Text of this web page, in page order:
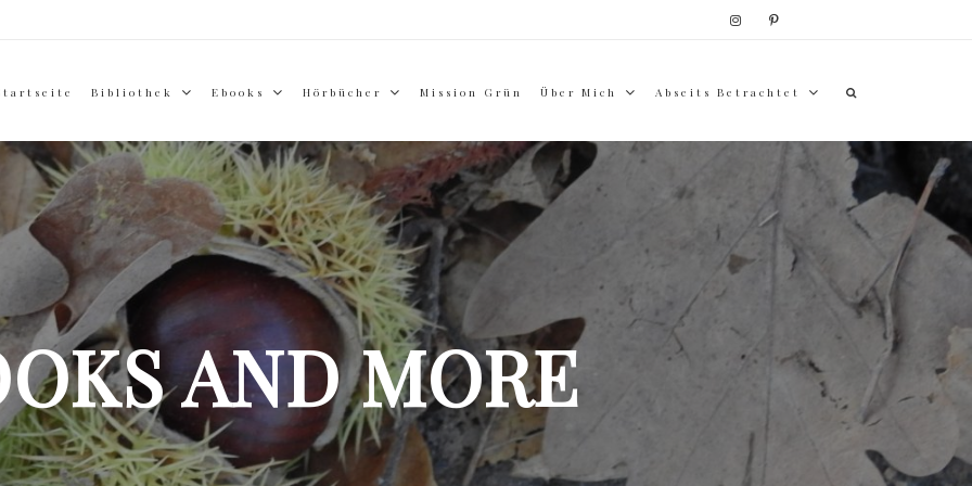
Bibliothek Ebooks Hörbücher Mission Grün Über Mich Abseits Betrachtet
AND MORE